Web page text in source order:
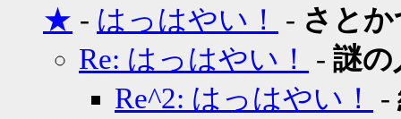
★ - はっはやい！ - さと
Re: はっはやい！
- 謎の
Re^2: はっはやい！
-